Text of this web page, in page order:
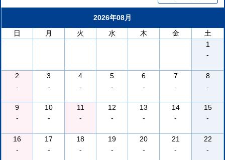
2026年08月
日
月 火 水 木 金
土
1
-
2
-
3
-
4
-
5
-
6
-
7
-
8
-
9
-
10
-
11
-
12
-
13
-
14
-
15
-
16
-
17
-
18
-
19
-
20
-
21
-
22
-